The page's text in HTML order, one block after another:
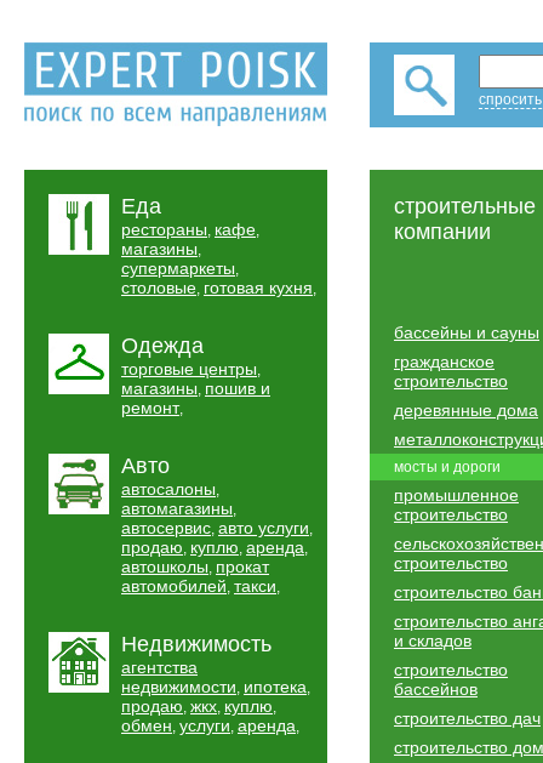
Еда
рестораны, кафе,
магазины,
супермаркеты,
столовые, готовая кухня,
Одежда
торговые центры,
магазины, пошив и
ремонт,
Авто
автосалоны,
автомагазины,
автосервис, авто услуги,
продаю, куплю, аренда,
автошколы, прокат
автомобилей, такси,
Недвижимость
агентства
недвижимости, ипотека,
продаю, жкх, куплю,
обмен, услуги, аренда,
строительные
компании
бассейны и сауны
гражданское
строительство
деревянные дома
мосты и дороги
промышленное
строительство
строительство
строительство
строительство
и складов
строительство
бассейнов
строительство дач
строительство